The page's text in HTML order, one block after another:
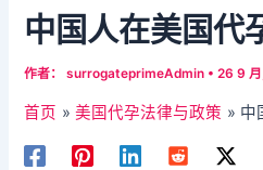
中国人在美国代
作者： surrogateprimeAdmin •26 9
首页 美国代孕法律与政策 中